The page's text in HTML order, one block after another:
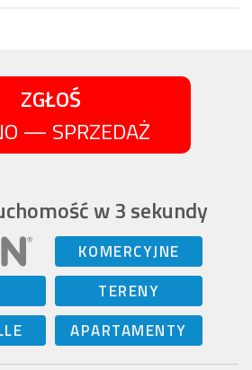
ZGŁOŚ
— SPRZEDAŻ
w 3 sekundy
KOMERCYJNE
TERENY
APARTAMENTY